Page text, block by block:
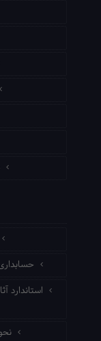
حسابداری
استاندارد